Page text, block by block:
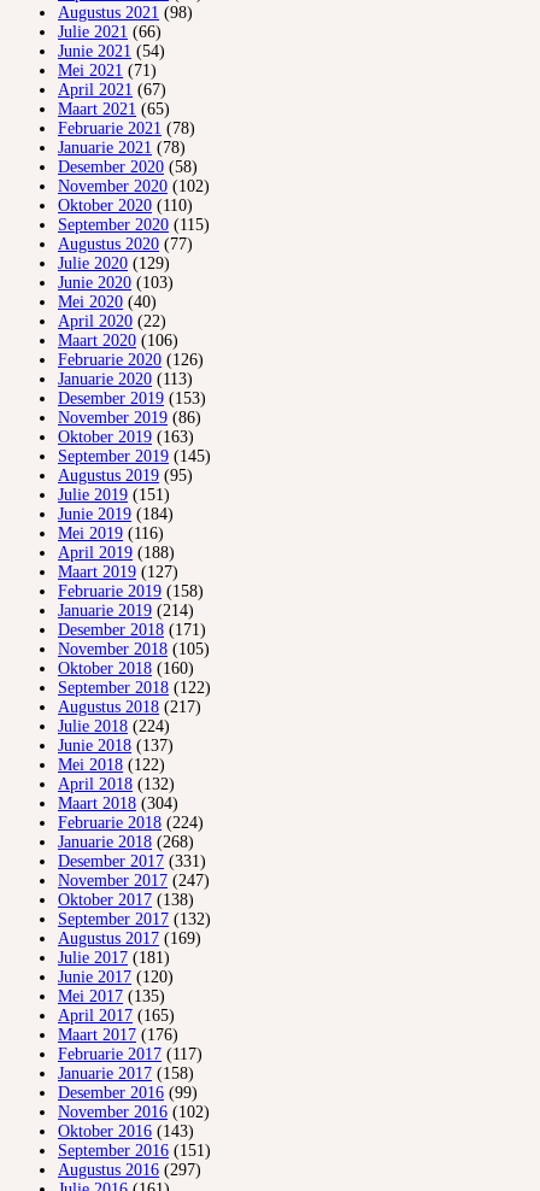
Augustus 2021 (98)
Julie 2021 (66)
Junie 2021 (54)
Mei 2021 (71)
April 2021 (67)
Maart 2021 (65)
Februarie 2021 (78)
Januarie 2021 (78)
Desember 2020 (58)
November 2020 (102)
Oktober 2020 (110)
September 2020 (115)
Augustus 2020 (77)
Julie 2020 (129)
Junie 2020 (103)
Mei 2020 (40)
April 2020 (22)
Maart 2020 (106)
Februarie 2020 (126)
Januarie 2020 (113)
Desember 2019 (153)
November 2019 (86)
Oktober 2019 (163)
September 2019 (145)
Augustus 2019 (95)
Julie 2019 (151)
Junie 2019 (184)
Mei 2019 (116)
April 2019 (188)
Maart 2019 (127)
Februarie 2019 (158)
Januarie 2019 (214)
Desember 2018 (171)
November 2018 (105)
Oktober 2018 (160)
September 2018 (122)
Augustus 2018 (217)
Julie 2018 (224)
Junie 2018 (137)
Mei 2018 (122)
April 2018 (132)
Maart 2018 (304)
Februarie 2018 (224)
Januarie 2018 (268)
Desember 2017 (331)
November 2017 (247)
Oktober 2017 (138)
September 2017 (132)
Augustus 2017 (169)
Julie 2017 (181)
Junie 2017 (120)
Mei 2017 (135)
April 2017 (165)
Maart 2017 (176)
Februarie 2017 (117)
Januarie 2017 (158)
Desember 2016 (99)
November 2016 (102)
Oktober 2016 (143)
September 2016 (151)
Augustus 2016 (297)